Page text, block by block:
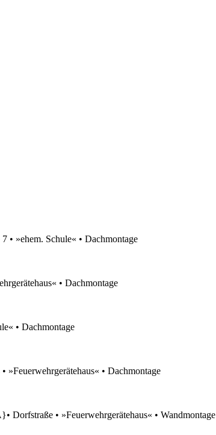
»ehem. Schule« • Dachmontage
• Dachmontage
• Dachmontage
• Dachmontage
• »Feuerwehrgerätehaus« • Wandmontage